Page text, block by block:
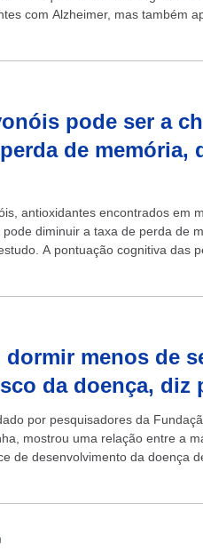
com Alzheimer, mas também
pode ser a
de memória,
antioxidantes encontrados em
diminuir a taxa de perda de
A pontuação cognitiva das
dormir menos de
da doença, diz
por pesquisadores da
mostrou uma relação entre a
de desenvolvimento da doença